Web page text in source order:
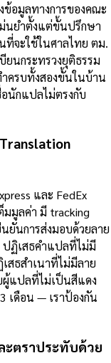
อมูลทางการของคณะ
นยำตั้งแต่ขั้นปรึกษา
ที่จะใช้ในศาลไทย ตม.
นกระทรวงยุติธรรม
ครบทั้งสองขั้นในบ้าน
นักแปลไม่ตรงกับ
และ FedEx
มูลค่า มี tracking
ยันการส่งมอบด้วยลาย
ปฏิเสธคำแปลที่ไม่มี
สธสำเนาที่ไม่มีลาย
ผู้แปลที่ไม่เป็นสีแดง
เดือน — เราป้องกัน
ะตราประทับด้วย